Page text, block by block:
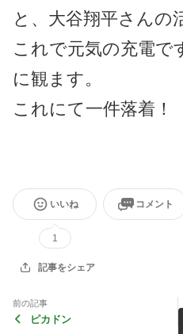
と、大谷翔平さんの
これで元気の充電で
に観ます。
これにて一件落着！
いいね
1
コメント
記事をシェア
前の記事
ピカドン